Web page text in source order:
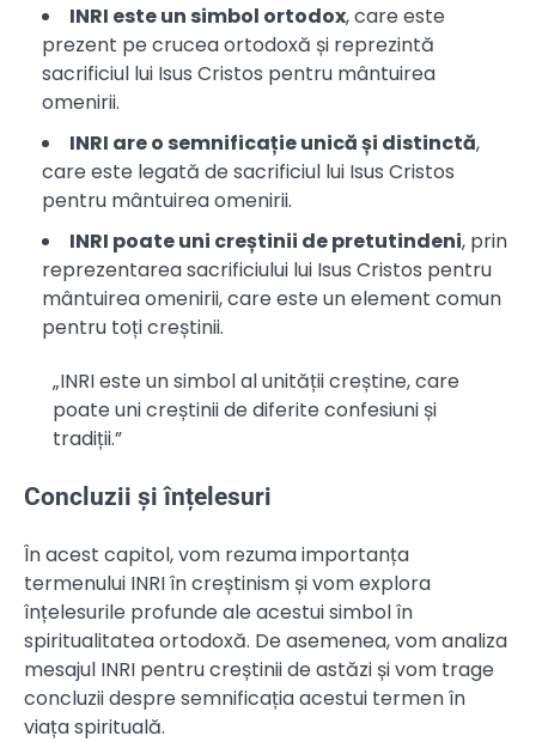
INRI este un simbol ortodox, care este
prezent pe crucea ortodoxă și reprezintă
sacrificiul lui Isus Cristos pentru mântuirea
omenirii.
INRI are o semnificație unică și distinctă,
care este legată de sacrificiul lui Isus Cristos
pentru mântuirea omenirii.
INRI poate uni creștinii de pretutindeni, prin
reprezentarea sacrificiului lui Isus Cristos pentru
mântuirea omenirii, care este un element comun
pentru toți creștinii.
„INRI este un simbol al unității creștine, care
poate uni creștinii de diferite confesiuni și
tradiții.”
Concluzii și înțelesuri
În acest capitol, vom rezuma importanța
termenului INRI în creștinism și vom explora
înțelesurile profunde ale acestui simbol în
spiritualitatea ortodoxă. De asemenea, vom analiza
mesajul INRI pentru creștinii de astăzi și vom trage
concluzii despre semnificația acestui termen în
viața spirituală.